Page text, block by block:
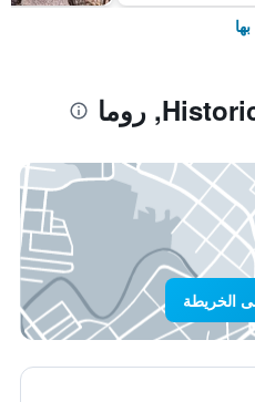
الخريطة